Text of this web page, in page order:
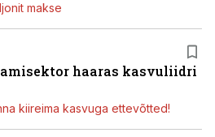
makse
haaras kasvuliidri
kiireima kasvuga ettevõtted!